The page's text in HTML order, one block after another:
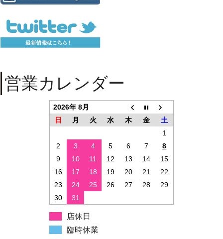
営業カレンダー
2026年 8月
日
月 火 水 木 金
土
1
2
3 4 5 6 7
8
9
10 11 12 13 14
15
16
17 18 19 20 21
22
23
24 25 26 27 28
29
30
31
店休日
臨時休業